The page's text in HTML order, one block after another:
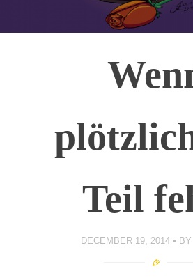
Teil
DECEMBER 19, 2014 BY